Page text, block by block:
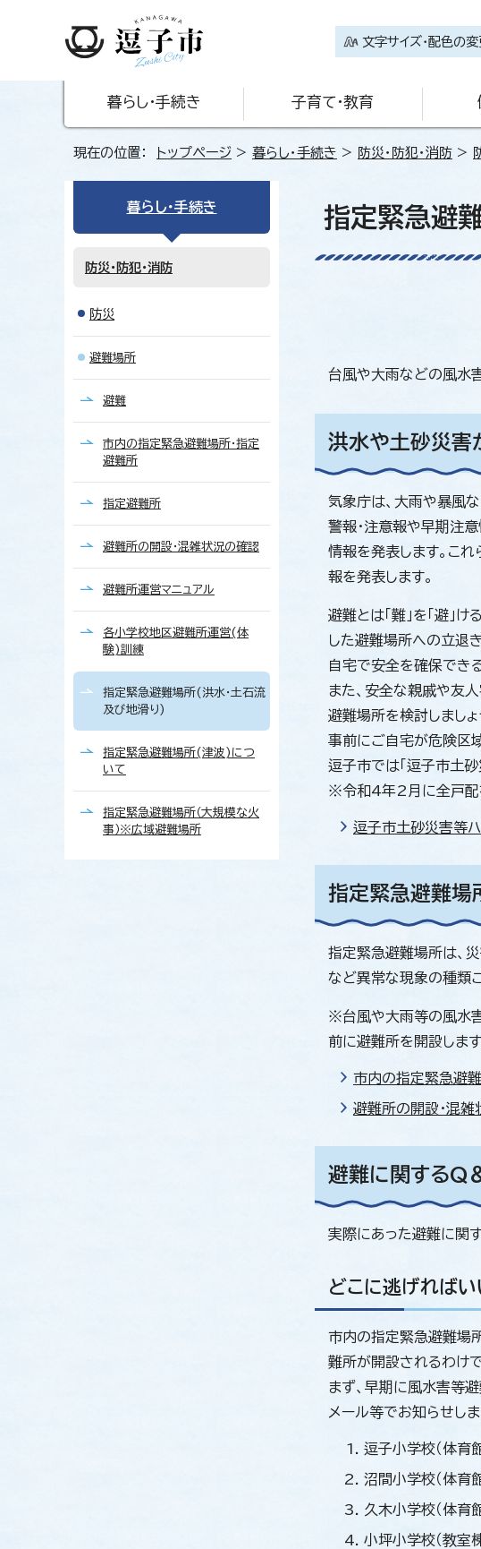
文字サイズ・配色の
暮らし・手続き 子育て・教育
現在の位置： トップページ > 暮らし・手続き > 防災・防犯・消防 >
指定緊急避
台風や大雨などの風水
洪水や土砂災害
気象庁は、大雨や暴風
警報・注意報や早期注
情報を発表します。こ
報を発表します。
避難とは「難」を「避」
した避難場所への立退
自宅で安全を確保でき
また、安全な親戚や友
避難場所を検討しましょ
事前にご自宅が危険区
逗子市では「逗子市土砂
※令和4年2月に全戸配
逗子市土砂災害等
指定緊急避難場
指定緊急避難場所は、
など異常な現象の種類
※台風や大雨等の風水
前に避難所を開設します
市内の指定緊急避
避難所の開設・混雑
避難に関するQ
実際にあった避難に関
どこに逃げれば
市内の指定緊急避難場
難所が開設されるわけ
まず、早期に風水害等
メール等でお知らせし
逗子小学校（体
沼間小学校（体育
久木小学校（体育
小坪小学校（教室
暮らし・手続き
防災・防犯・消防
防災
避難場所
避難
市内の指定緊急避難場所・指定
避難所
指定避難所
避難所の開設・混雑状況の確認
避難所運営マニュアル
各小学校地区避難所運営(体
験)訓練
指定緊急避難場所(洪水・土石流
及び地滑り)
指定緊急避難場所(津波)につ
いて
指定緊急避難場所（大規模な火
事）※広域避難場所